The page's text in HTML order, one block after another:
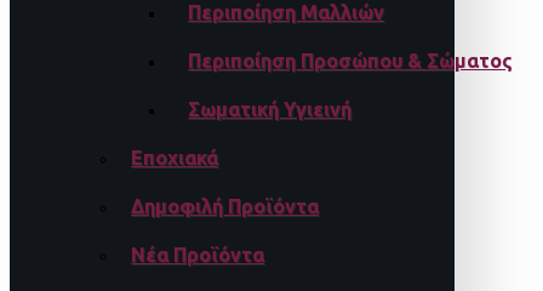
Περιποίηση Μαλλιών
Περιποίηση Προσώπου & Σώματος
Σωματική Υγιεινή
Εποχιακά
Δημοφιλή Προϊόντα
Νέα Προϊόντα